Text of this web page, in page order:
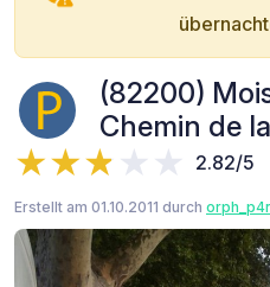
(82200)
Chemin de
2.82/5
Erstellt am 01.10.2011 durch